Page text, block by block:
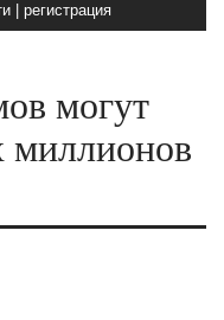
регистрация
могут
миллионов